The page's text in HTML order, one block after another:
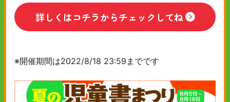
詳しくはコチラからチェックしてね
※開催期間は2022/8/18 23:59までです